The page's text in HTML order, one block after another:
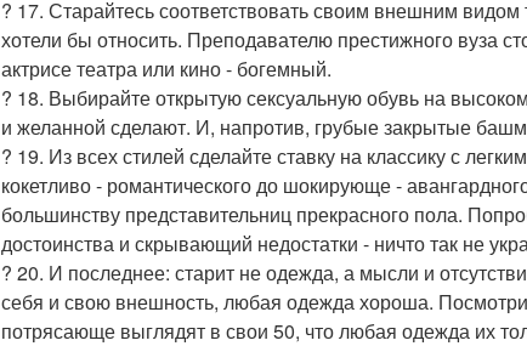
? 17. Старайтесь соответствовать своим внешним
хотели бы относить. Преподавателю престижного вуза
актрисе театра или кино - богемный.
? 18. Выбирайте открытую сексуальную обувь на
и желанной сделают. И, напротив, грубые закрытые
? 19. Из всех стилей сделайте ставку на классику с
кокетливо - романтического до шокирующе -
большинству представительниц прекрасного пола.
достоинства и скрывающий недостатки - ничто так не
? 20. И последнее: старит не одежда, а мысли и
себя и свою внешность, любая одежда хороша.
потрясающе выглядят в свои 50, что любая одежда их